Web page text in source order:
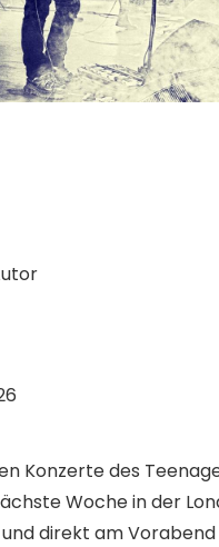
Konzerte des
Woche in der
direkt am